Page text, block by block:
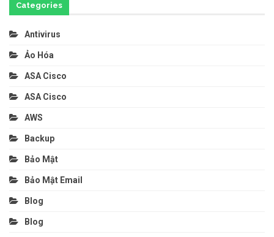
Categories
Antivirus
Ảo Hóa
ASA Cisco
ASA Cisco
AWS
Backup
Bảo Mật
Bảo Mật Email
Blog
Blog